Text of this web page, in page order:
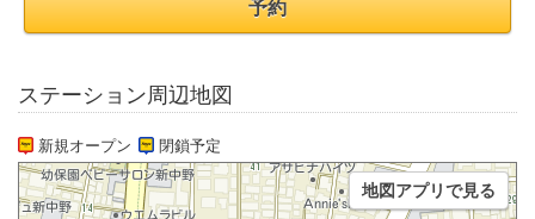
予約
ステーション周辺地図
新規オープン 閉鎖予定
地図アプリで見る